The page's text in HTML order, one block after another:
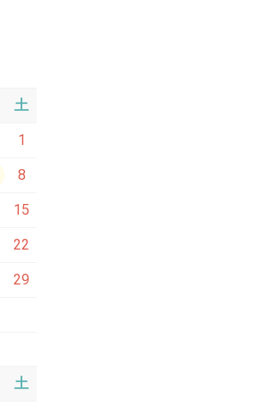
土
1
8
15
22
29
土